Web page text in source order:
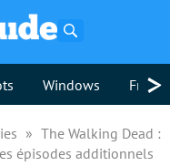
Windows >
The Walking Dead :
épisodes additionnels